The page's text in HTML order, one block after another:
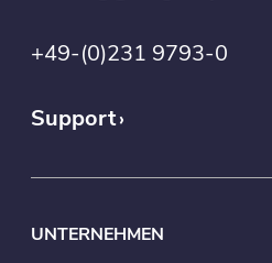
+49-(0)231 9793-0
Support
UNTERNEHMEN